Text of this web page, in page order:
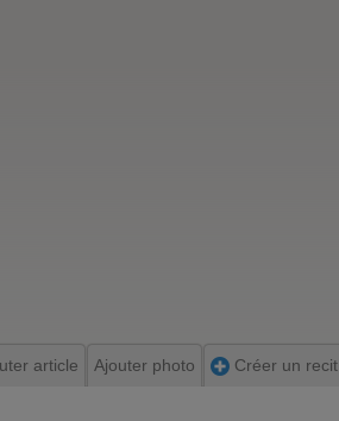
article Ajouter photo Créer un recit